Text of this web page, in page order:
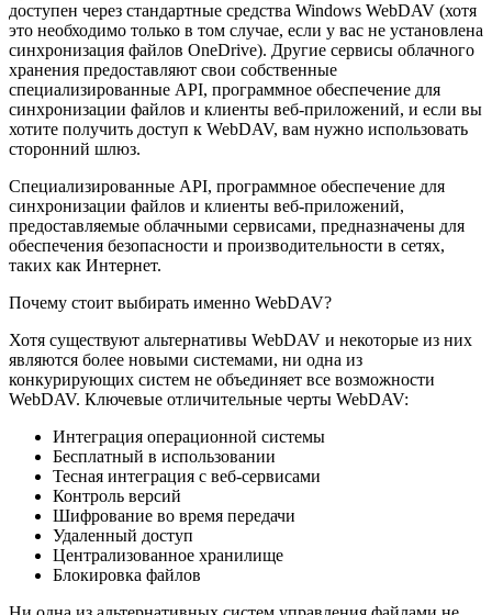
доступен через стандартные средства Windows WebDAV (хотя
это необходимо только в том случае, если у вас не установлена
синхронизация файлов OneDrive). Другие сервисы облачного
хранения предоставляют свои собственные
специализированные API, программное обеспечение для
синхронизации файлов и клиенты веб-приложений, и если вы
хотите получить доступ к WebDAV, вам нужно использовать
сторонний шлюз.
Специализированные API, программное обеспечение для
синхронизации файлов и клиенты веб-приложений,
предоставляемые облачными сервисами, предназначены для
обеспечения безопасности и производительности в сетях,
таких как Интернет.
Почему стоит выбирать именно WebDAV?
Хотя существуют альтернативы WebDAV и некоторые из них
являются более новыми системами, ни одна из
конкурирующих систем не объединяет все возможности
WebDAV. Ключевые отличительные черты WebDAV:
Интеграция операционной системы
Бесплатный в использовании
Тесная интеграция с веб-сервисами
Контроль версий
Шифрование во время передачи
Удаленный доступ
Централизованное хранилище
Блокировка файлов